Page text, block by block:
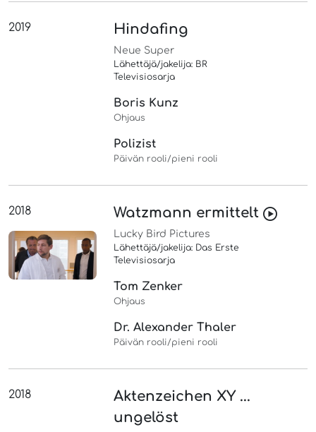
2019 Hindafing
Neue Super
Lähettäjä/jakelija: BR
Televisiosarja
Boris Kunz
Ohjaus
Polizist
Päivän rooli/pieni rooli
2018 Watzmann ermittelt
Lucky Bird Pictures
Lähettäjä/jakelija: Das Erste
Televisiosarja
Tom Zenker
Ohjaus
Dr. Alexander Thaler
Päivän rooli/pieni rooli
2018
Aktenzeichen XY ...
ungelöst